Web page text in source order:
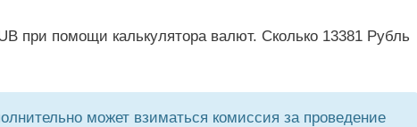
при помощи калькулятора валют. Сколько 13381 Рубль
может взиматься комиссия за проведение